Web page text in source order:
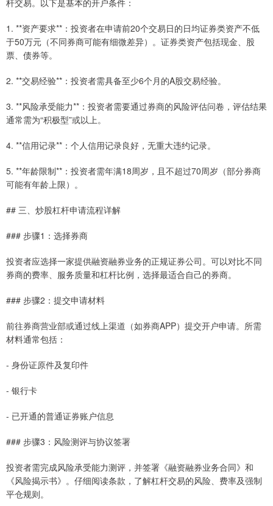
杆交易。以下是基本的开户条件：
1. **资产要求**：投资者在申请前20个交易日的日均证券类资产不低
于50万元（不同券商可能有细微差异）。证券类资产包括现金、股
票、债券等。
2. **交易经验**：投资者需具备至少6个月的A股交易经验。
3. **风险承受能力**：投资者需要通过券商的风险评估问卷，评估结果
通常需为“积极型”或以上。
4. **信用记录**：个人信用记录良好，无重大违约记录。
5. **年龄限制**：投资者需年满18周岁，且不超过70周岁（部分券商
可能有年龄上限）。
## 三、炒股杠杆申请流程详解
### 步骤1：选择券商
投资者应选择一家提供融资融券业务的正规证券公司。可以对比不同
券商的费率、服务质量和杠杆比例，选择最适合自己的券商。
### 步骤2：提交申请材料
前往券商营业部或通过线上渠道（如券商APP）提交开户申请。所需
材料通常包括：
- 身份证原件及复印件
- 银行卡
- 已开通的普通证券账户信息
### 步骤3：风险测评与协议签署
投资者需完成风险承受能力测评，并签署《融资融券业务合同》和
《风险揭示书》。仔细阅读条款，了解杠杆交易的风险、费率及强制
平仓规则。